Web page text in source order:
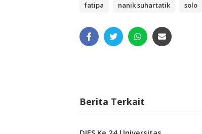
fatipa nanik suhartatik solo
Berita Terkait